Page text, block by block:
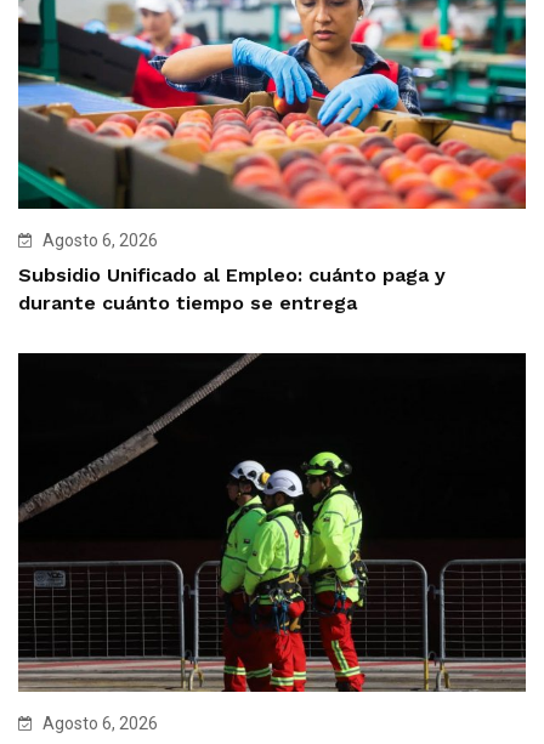
Agosto 6, 2026
Subsidio Unificado al Empleo: cuánto paga y
durante cuánto tiempo se entrega
Agosto 6, 2026